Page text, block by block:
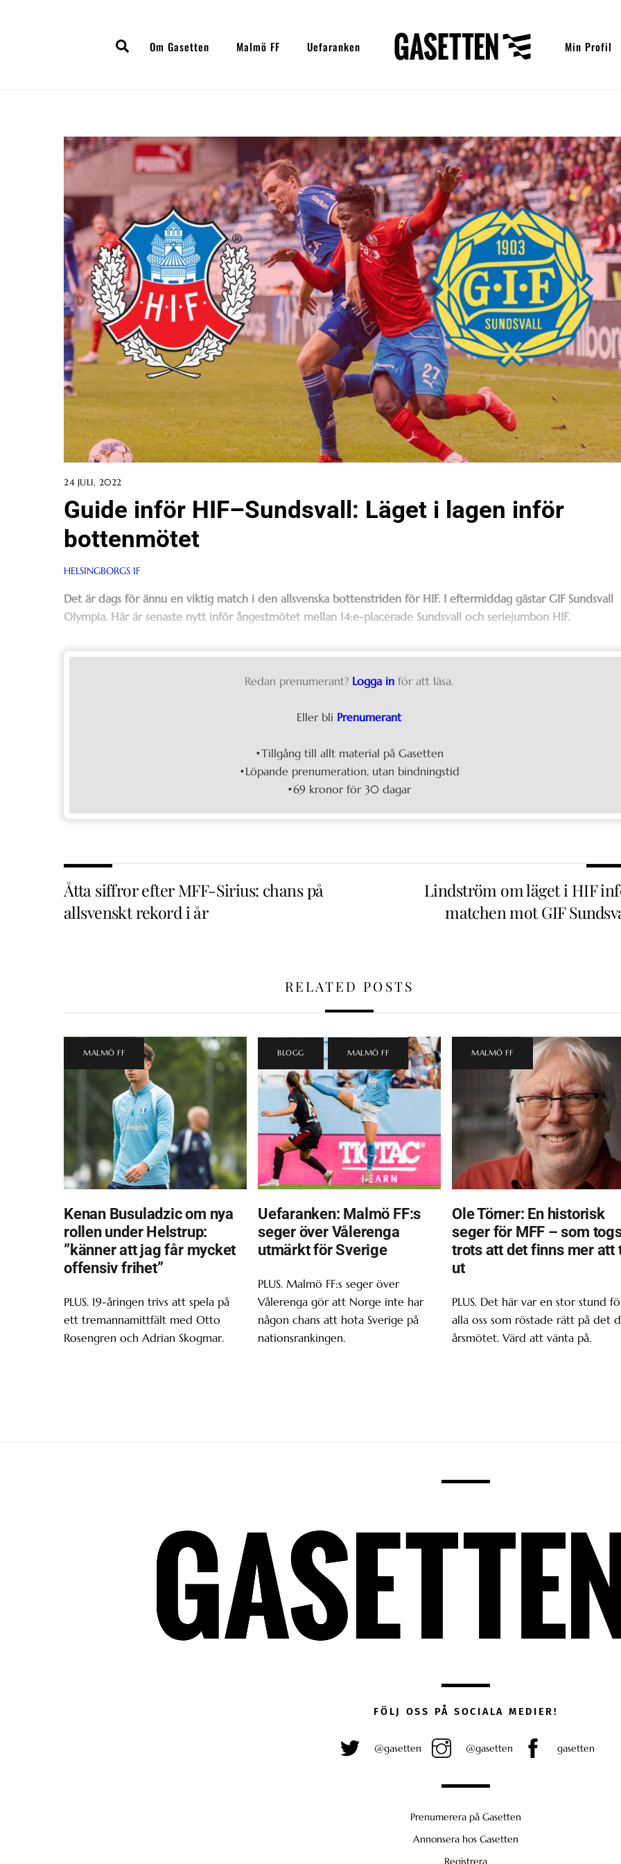
SearchOm Gasetten Malmö FF Uefaranken Min Profil
24 JULI, 2022
Guide inför HIF–Sundsvall: Läget i lagen inför
bottenmötet
HELSINGBORGS IF
Det är dags för ännu en viktig match i den allsvenska bottenstriden för HIF. I eftermiddag gästar GIF Sundsvall
Olympia. Här är senaste nytt inför ångestmötet mellan 14:e-placerade Sundsvall och seriejumbon HIF.
Redan prenumerant? Logga in för att läsa.
Eller bli Prenumerant
•Tillgång till allt material på Gasetten
•Löpande prenumeration, utan bindningstid
•69 kronor för 30 dagar
Åtta siffror efter MFF-Sirius: chans på
allsvenskt rekord i år
Lindström om läget i HIF
matchen mot GIF
RELATED POSTS
MALMÖ FF
Kenan Busuladzic om nya
rollen under Helstrup:
”känner att jag får mycket
offensiv frihet”
PLUS. 19-åringen trivs att spela på
ett tremannamittfält med Otto
Rosengren och Adrian Skogmar.
BLOGG MALMÖ FF
Uefaranken: Malmö FF:s
seger över Vålerenga
utmärkt för Sverige
PLUS. Malmö FF:s seger över
Vålerenga gör att Norge inte har
någon chans att hota Sverige på
nationsrankingen.
MALMÖ FF
Ole Törner: En historisk
seger för MFF – som
trots att det finns mer att
ut
PLUS. Det här var en stor stund
alla oss som röstade rätt på det
årsmötet. Värd att vänta på.
FÖLJ OSS PÅ SOCIALA MEDIER!
@gasetten @gasetten gasetten
Prenumerera på Gasetten
Annonsera hos Gasetten
Registrera